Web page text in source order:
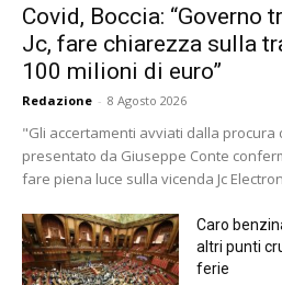
Covid, Boccia: “Governo
Jc, fare chiarezza sulla
100 milioni di euro”
Redazione - 8 Agosto 2026
"Gli accertamenti avviati dalla procura
presentato da Giuseppe Conte
fare piena luce sulla vicenda Jc
Caro
altri punti
ferie